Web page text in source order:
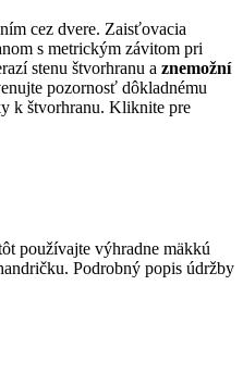
cez dvere. Zaisťovacia
s metrickým závitom pri
stenu štvorhranu a znemožní
pozornosť dôkladnému
k štvorhranu. Kliknite pre
používajte výhradne mäkkú
Podrobný popis údržby